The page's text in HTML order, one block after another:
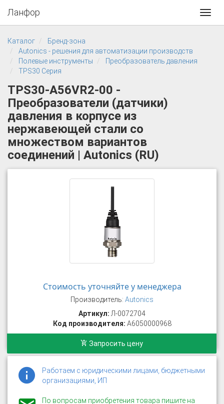
Ланфор
Каталог
Бренд-зона
Autonics - решения для автоматизации производств
Полевые инструменты
Преобразователь давления
TPS30 Серия
TPS30-A56VR2-00 -
Преобразователи (датчики)
давления в корпусе из
нержавеющей стали со
множеством вариантов
соединений | Autonics (RU)
Стоимость уточняйте у менеджера
Производитель: Autonics
Артикул: Л-0072704
Код производителя: A6050000968
Запросить цену
Работаем с юридическими лицами, бюджетными
организациями, ИП
По вопросам приобретения товара пишите на